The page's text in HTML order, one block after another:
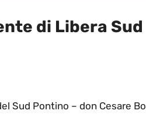
di Libera Sud
Sud Pontino – don Cesare